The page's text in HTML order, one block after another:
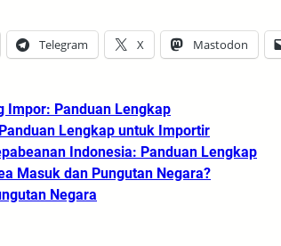
Telegram X Mastodon
Impor: Panduan Lengkap
Lengkap untuk Importir
Indonesia: Panduan Lengkap
Masuk dan Pungutan Negara?
Negara